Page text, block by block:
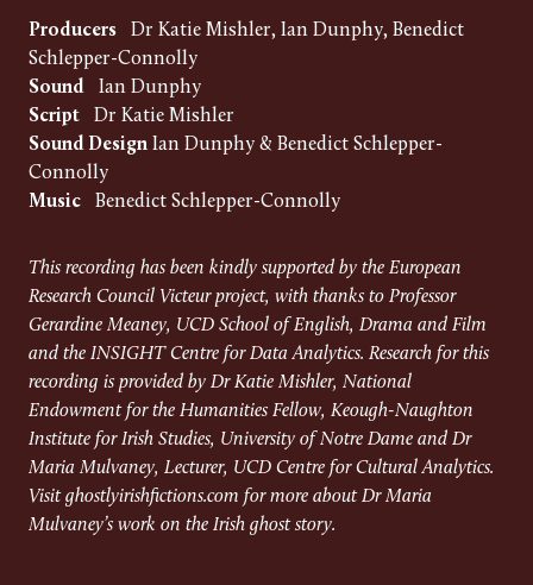
Producers Dr Katie Mishler, Ian Dunphy, Benedict
Schlepper-Connolly
Sound Ian Dunphy
Script Dr Katie Mishler
Sound Design Ian Dunphy & Benedict Schlepper-
Connolly
Music Benedict Schlepper-Connolly
This recording has been kindly supported by the European
Research Council Victeur project, with thanks to Professor
Gerardine Meaney, UCD School of English, Drama and Film
and the INSIGHT Centre for Data Analytics. Research for this
recording is provided by Dr Katie Mishler, National
Endowment for the Humanities Fellow, Keough-Naughton
Institute for Irish Studies, University of Notre Dame and Dr
Maria Mulvaney, Lecturer, UCD Centre for Cultural Analytics.
Visit ghostlyirishfictions.com for more about Dr Maria
Mulvaney’s work on the Irish ghost story.